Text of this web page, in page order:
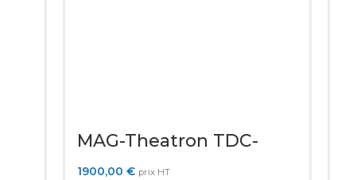
MAG-Theatron TDC-
1900,00 € prix HT